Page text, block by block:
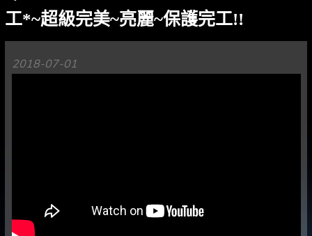
工*~超級完美~亮麗~保護完工!!
2018-07-01